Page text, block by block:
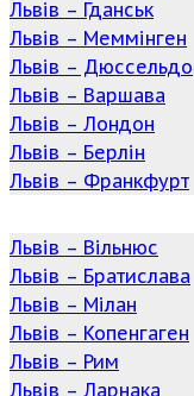
Львів – Гданськ
Львів – Меммінген
Львів –
Львів – Варшава
Львів – Лондон
Львів – Берлін
Львів – Франкфурт
Львів – Вільнюс
Львів – Братислава
Львів – Мілан
Львів – Копенгаген
Львів – Рим
Львів – Ларнака